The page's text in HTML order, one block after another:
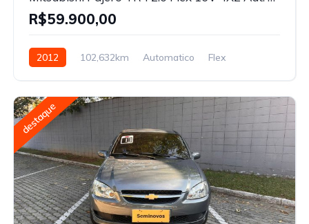
R$59.900,00
2012 102,632km Automatico Flex
destaque